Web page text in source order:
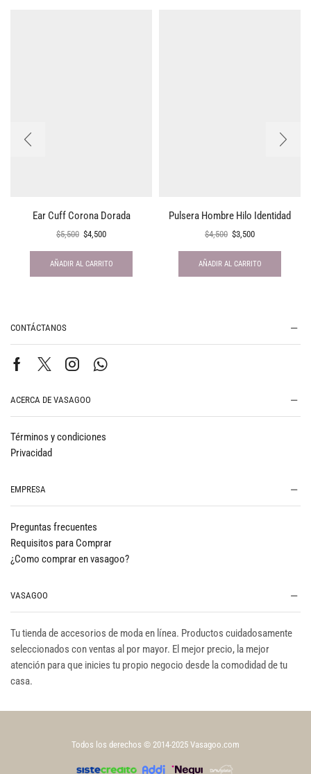
Ear Cuff Corona Dorada
$5,500 $4,500
AÑADIR AL CARRITO
Pulsera Hombre Hilo Identidad
$4,500 $3,500
AÑADIR AL CARRITO
CONTÁCTANOS
ACERCA DE VASAGOO
Términos y condiciones
Privacidad
EMPRESA
Preguntas frecuentes
Requisitos para Comprar
¿Como comprar en vasagoo?
VASAGOO
Tu tienda de accesorios de moda en línea. Productos cuidadosamente
seleccionados con ventas al por mayor. El mejor precio, la mejor
atención para que inicies tu propio negocio desde la comodidad de tu
casa.
Todos los derechos © 2014-2025 Vasagoo.com